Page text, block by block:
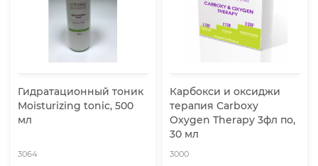
Гидратационный тоник
Moisturizing tonic, 500
мл
3064
Карбокси и оксиджи
терапия Carboxy
Oxygen Therapy 3фл по,
30 мл
3000